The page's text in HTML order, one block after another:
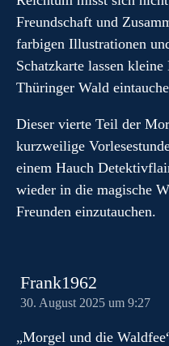
Freundschaft und
farbigen Illustrationen
Schatzkarte lassen
Thüringer Wald
Dieser vierte Teil der
kurzweilige
einem Hauch
wieder in die magische
Freunden einzutauchen.
Frank1962
30. August 2025 um 9:27
„Morgel und die